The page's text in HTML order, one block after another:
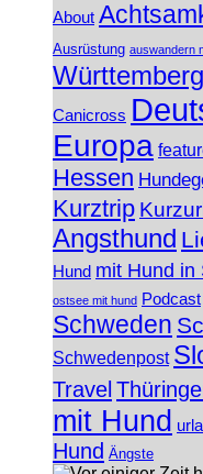
About
Ausrüstung auswandern
Württemberg
Canicross
Europa
Hessen
Kurztrip
Angsthund
Hund mit Hund in
ostsee mit hund Podcast
Schweden
Schwedenpost
Travel
mit Hund
Hund Ängste